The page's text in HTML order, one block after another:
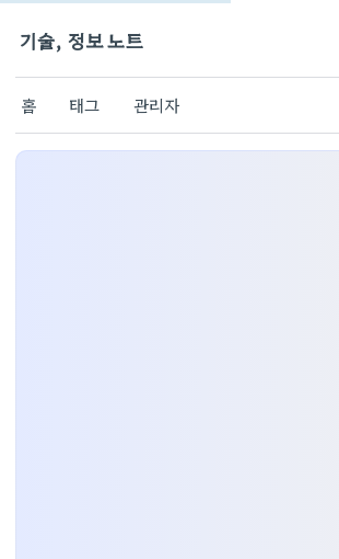
기술, 정보 노트
홈 태그 관리자